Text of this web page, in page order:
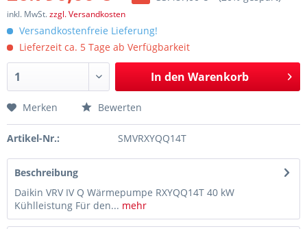
inkl. MwSt.zzgl. Versandkosten
Versandkostenfreie Lieferung!
Lieferzeit ca. 5 Tage ab Verfügbarkeit
In den Warenkorb
Merken Bewerten
Artikel-Nr.: SMVRXYQQ14T
Beschreibung
Daikin VRV IV Q Wärmepumpe RXYQQ14T 40 kW
Kühlleistung Für den... mehr